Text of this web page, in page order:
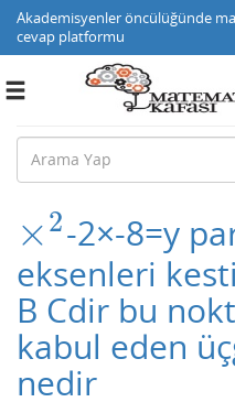
Akademisyenler öncülüğünde
cevap platformu
Toggle
×2
×2 -2×-8=y
eksenleri
B Cdir bu
kabul eden
nedir